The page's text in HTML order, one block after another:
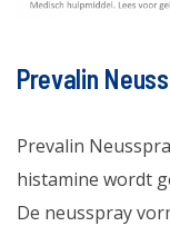
Prevalin
Prevalin
histamine wordt
De neusspray